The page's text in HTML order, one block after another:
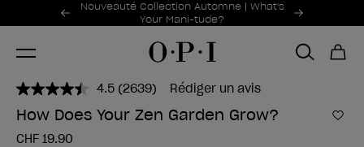
Offres promotionnelles
Nouveauté Collection Automne | What's
Your Mani-tude?
Item 1 of 2
4.5 Lire
2639
avis.
(2639) Rédiger un avis
How Does Your Zen Garden Grow?
CHF 19.90